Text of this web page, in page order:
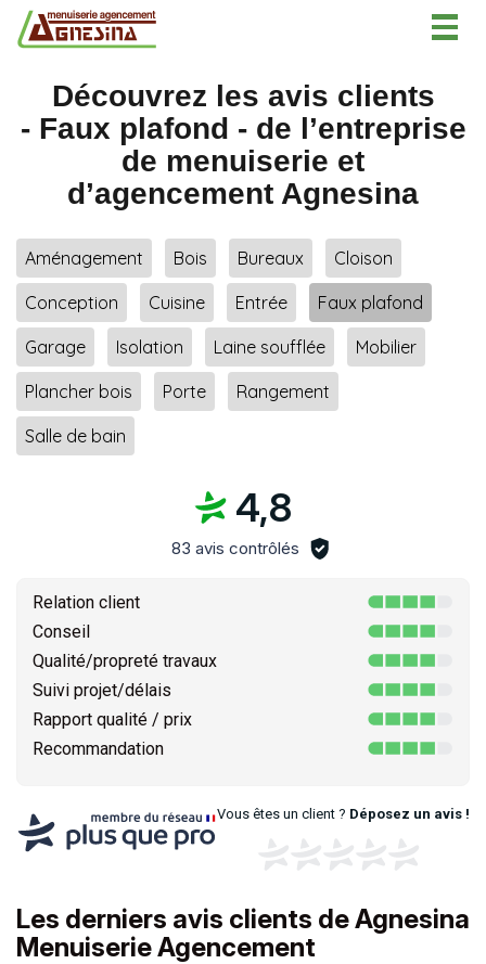
Découvrez les avis clients
- Faux plafond - de l’entreprise
de menuiserie et
d’agencement Agnesina
Aménagement Bois Bureaux Cloison
Conception Cuisine Entrée Faux plafond
Garage Isolation Laine soufflée Mobilier
Plancher bois Porte Rangement
Salle de bain
4,8
83 avis contrôlés
Relation client
Conseil
Qualité/propreté travaux
Suivi projet/délais
Rapport qualité / prix
Recommandation
Vous êtes un client ? Déposez un avis !
Les derniers avis clients de Agnesina
Menuiserie Agencement